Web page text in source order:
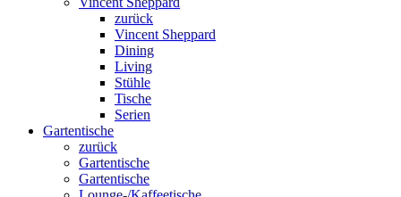
zurück
Vincent Sheppard
Dining
Living
Stühle
Tische
Serien
Gartentische
zurück
Gartentische
Gartentische